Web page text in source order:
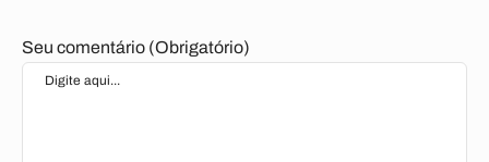
Seu comentário (Obrigatório)